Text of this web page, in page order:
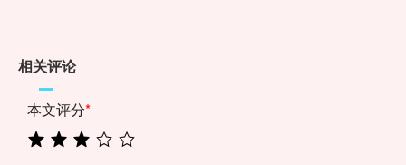
相关评论
本文评分*